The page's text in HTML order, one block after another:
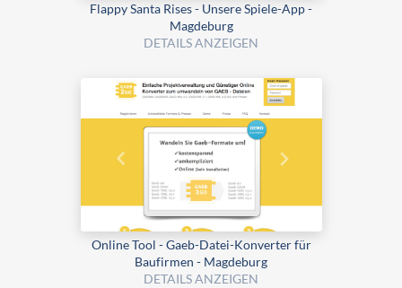
Flappy Santa Rises - Unsere Spiele-App -
Magdeburg
DETAILS ANZEIGEN
Online Tool - Gaeb-Datei-Konverter für
Baufirmen - Magdeburg
DETAILS ANZEIGEN